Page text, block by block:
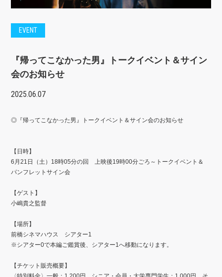
EVENT
『帰ってこなかった男』トークイベント＆サイン
会のお知らせ
2025.06.07
◎『帰ってこなかった男』トークイベント＆サイン会のお知らせ
【日時】
6月21日（土）18時05分の回 上映後19時00分ごろ～トークイベント＆
パンフレットサイン会
【ゲスト】
小嶋貴之監督
【場所】
前橋シネマハウス シアター1
※シアター0で本編ご鑑賞後、シアター1へ移動になります。
【チケット販売概要】